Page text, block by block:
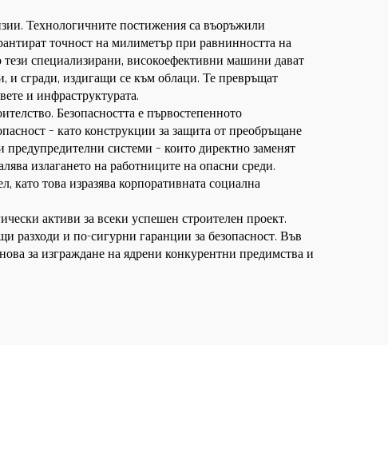
Технологичните постижения са въоръжили
точност на милиметър при равнинността на
специализирани, високоефективни машини дават
и сгради, издигащи се към облаци. Те превръщат
и инфраструктурата.
Безопасността е първостепенното
– като конструкции за защита от преобръщане
системи – които директно заменят
излагането на работниците на опасни среди.
като това изразява корпоративната социална
активи за всеки успешен строителен проект.
разходи и по-сигурни гаранции за безопасност. Във
за изграждане на ядрени конкурентни предимства и